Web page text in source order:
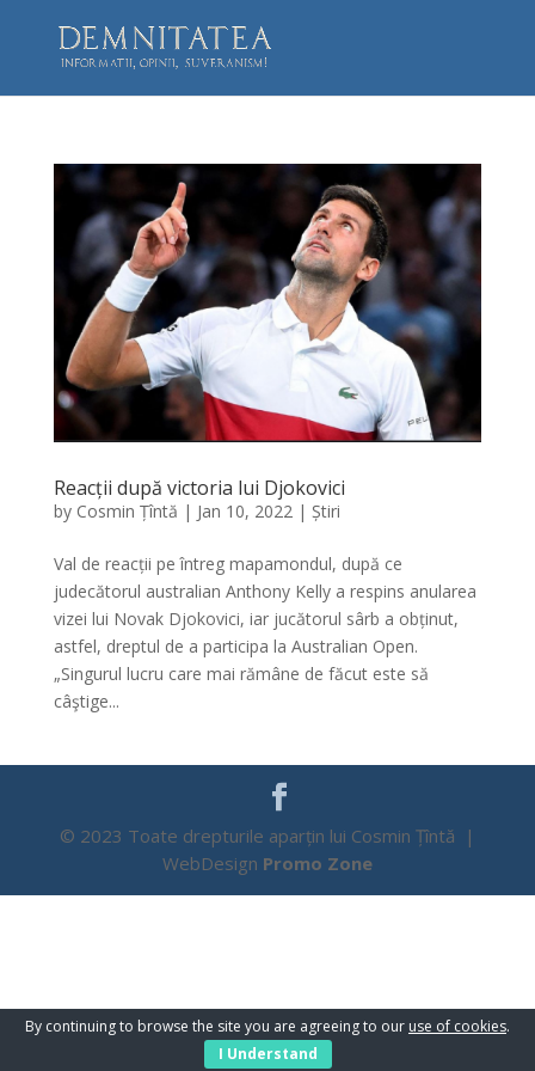
Reacții după victoria lui Djokovici
by Cosmin Țîntă | Jan 10, 2022| Știri
Val de reacții pe întreg mapamondul, după ce
judecătorul australian Anthony Kelly a respins anularea
vizei lui Novak Djokovici, iar jucătorul sârb a obținut,
astfel, dreptul de a participa la Australian Open.
„Singurul lucru care mai rămâne de făcut este să
câştige...
© 2023 Toate drepturile aparțin lui Cosmin Țîntă |
WebDesign Promo Zone
By continuing to browse the site you are agreeing to our use of cookies.
I Understand